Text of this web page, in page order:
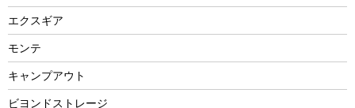
トレー
ランチョンマット
ランチボックス
エアーポンプ
ビーチテント
ウィンター
スノーシュー
防寒ウェア
エクスギア
モンテ
キャンプアウト
ビヨンドストレージ